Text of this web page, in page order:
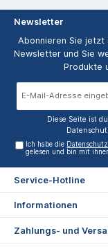
Newsletter
Abonnieren Sie jetzt
Newsletter und Sie
Produkte
Diese Seite ist
Ich habe die
gelesen und bin mit
Service-Hotline
Informationen
Zahlungs- und